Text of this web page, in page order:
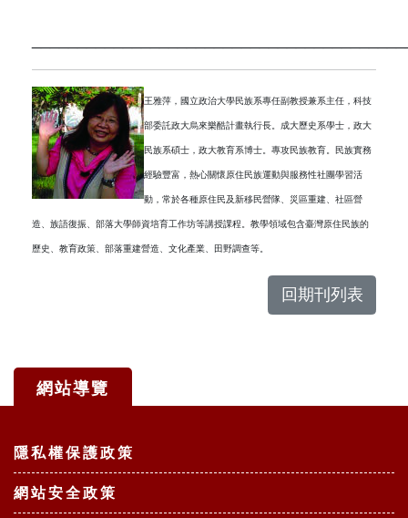
王雅萍，國立政治大學民族系專任副教授兼系主任，科技
部委託政大烏來樂酷計畫執行長。成大歷史系學士，政大
民族系碩士，政大教育系博士。專攻民族教育。民族實務
經驗豐富，熱心關懷原住民族運動與服務性社團學習活
動，常於各種原住民及新移民營隊、災區重建、社區營
造、族語復振、部落大學師資培育工作坊等講授課程。教學領域包含臺灣原住民族的
歷史、教育政策、部落重建營造、文化產業、田野調查等。
回期刊列表
網站導覽
隱私權保護政策
網站安全政策